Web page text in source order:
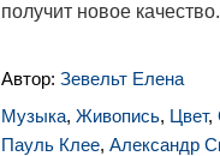
получит новое качество.
Автор: Зевельт Елена
Музыка, Живопись, Цвет,
Пауль Клее, Александр